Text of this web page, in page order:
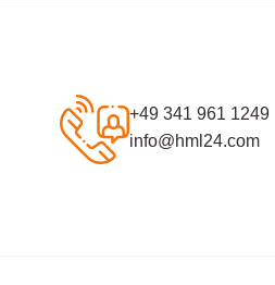
+49 341 961 1249
info@hml24.com